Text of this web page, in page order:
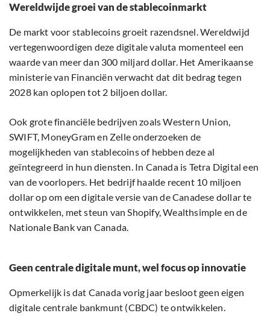
Wereldwijde groei van de stablecoinmarkt
De markt voor stablecoins groeit razendsnel. Wereldwijd
vertegenwoordigen deze digitale valuta momenteel een
waarde van meer dan 300 miljard dollar. Het Amerikaanse
ministerie van Financiën verwacht dat dit bedrag tegen
2028 kan oplopen tot 2 biljoen dollar.
Ook grote financiële bedrijven zoals Western Union,
SWIFT, MoneyGram en Zelle onderzoeken de
mogelijkheden van stablecoins of hebben deze al
geïntegreerd in hun diensten. In Canada is Tetra Digital een
van de voorlopers. Het bedrijf haalde recent 10 miljoen
dollar op om een digitale versie van de Canadese dollar te
ontwikkelen, met steun van Shopify, Wealthsimple en de
Nationale Bank van Canada.
Geen centrale digitale munt, wel focus op innovatie
Opmerkelijk is dat Canada vorig jaar besloot geen eigen
digitale centrale bankmunt (CBDC) te ontwikkelen.